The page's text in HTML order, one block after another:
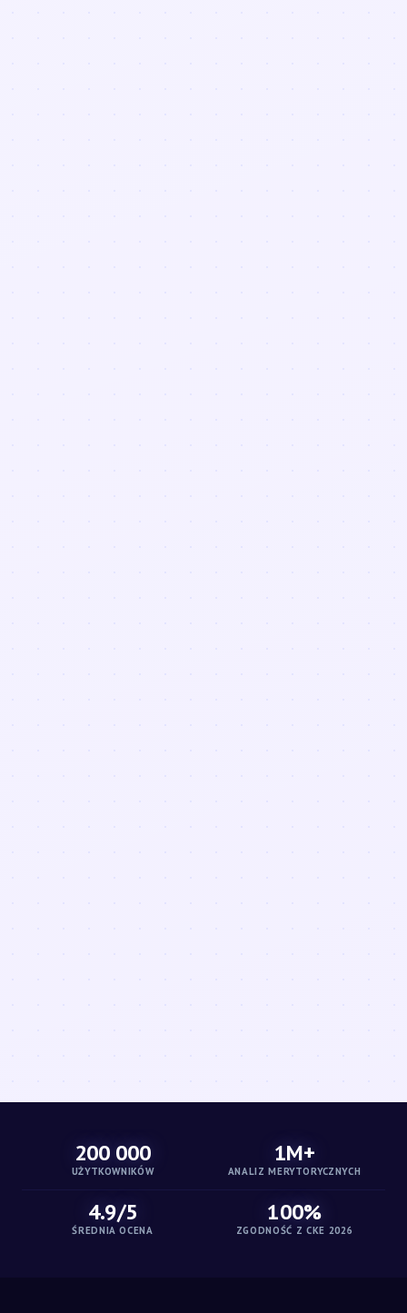
200 000
UŻYTKOWNIKÓW
1M+
ANALIZ MERYTORYCZNYCH
4.9/5
ŚREDNIA OCENA
100%
ZGODNOŚĆ Z CKE 2026